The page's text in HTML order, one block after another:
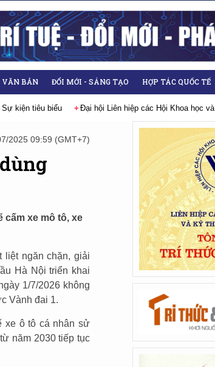
VĂN BẢN ĐỔI MỚI - SÁNG TẠO HỢP TÁC QUỐC TẾ
học và Kỹ thuật Việt Nam lần thứ IX, nhiệm kỳ 2026-2031
2025 09:59 (GMT+7)
xe mô tô, xe
liệt ngăn chặn, giải
Hà Nội triển khai
1/7/2026 không
Vành đai 1.
xe ô tô cá nhân sử
năm 2030 tiếp tục